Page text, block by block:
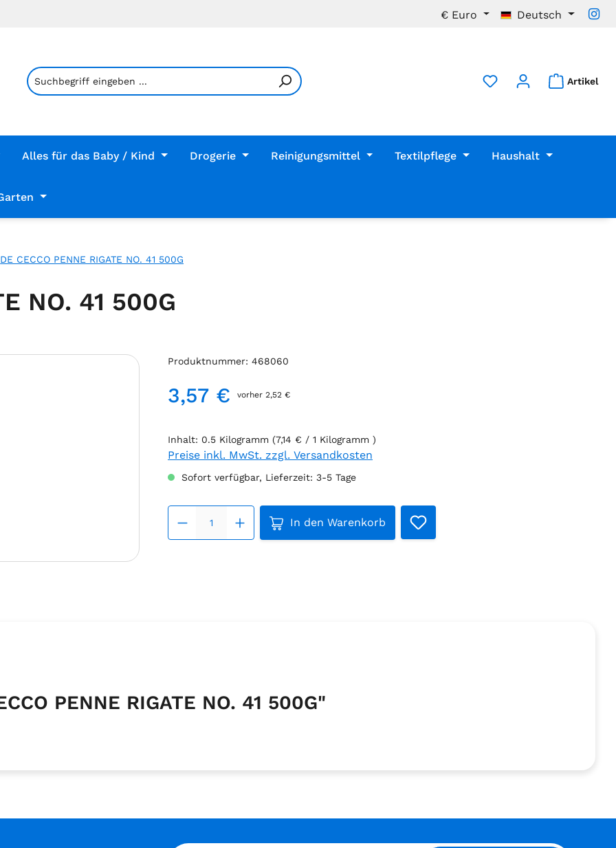
€ Euro Deutsch
Artikel
Alles für das Baby / Kind Drogerie Reinigungsmittel Textilpflege Haushalt
DE CECCO PENNE RIGATE NO. 41 500G
NO. 41 500G
Produktnummer: 468060
Regulärer Preis:
3,57 € vorher 2,52 €
Inhalt: 0.5 Kilogramm (7,14 € / 1 Kilogramm )
Preise inkl. MwSt. zzgl. Versandkosten
Sofort verfügbar, Lieferzeit: 3-5 Tage
Produkt Anzahl: Gib den gewünschten
In den Warenkorb
PENNE RIGATE NO. 41 500G"